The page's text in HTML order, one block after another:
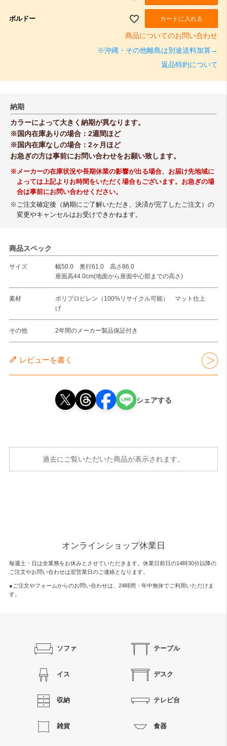
ボルドー カートに入れる
商品についてのお問い合わせ
※沖縄・その他離島は別途送料加算→
返品特約について
納期
カラーによって大きく納期が異なります。
※国内在庫ありの場合：2週間ほど
※国内在庫なしの場合：2ヶ月ほど
お急ぎの方は事前にお問い合わせをお願い致します。
※メーカーの在庫状況や長期休業の影響が出る場合、お届け先地域に
よっては上記よりお時間をいただく場合もございます。お急ぎの場
合は事前にお問い合わせください。
※ご注文確定後（納期にご了解いただき、決済が完了したご注文）の
変更やキャンセルはお受けできかねます。
商品スペック
サイズ
幅50.0 奥行61.0 高さ86.0
座面高44.0cm(地面から座面中心部までの高さ)
素材
ポリプロピレン（100%リサイクル可能） マット仕上
げ
その他 2年間のメーカー製品保証付き
レビューを書く
シェアする
過去にご覧いただいた商品が表示されます。
オンラインショップ休業日
毎週土・日は全業務をお休みとさせていただきます。休業日前日の14時30分以降の
ご注文やお問い合わせは翌営業日のご連絡となります。
●ご注文やフォームからのお問い合わせは、 24時間・年中無休でご利用いただけま
す。
ソファ テーブル
イス デスク
収納 テレビ台
雑貨 食器